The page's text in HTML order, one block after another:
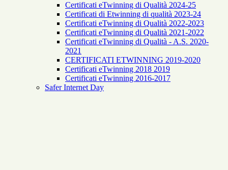
Certificati eTwinning di Qualità 2024-25
Certificati di Etwinning di qualità 2023-24
Certificati eTwinning di Qualità 2022-2023
Certificati eTwinning di Qualità 2021-2022
Certificati eTwinning di Qualità - A.S. 2020-
2021
CERTIFICATI ETWINNING 2019-2020
Certificati eTwinning 2018 2019
Certificati eTwinning 2016-2017
Safer Internet Day